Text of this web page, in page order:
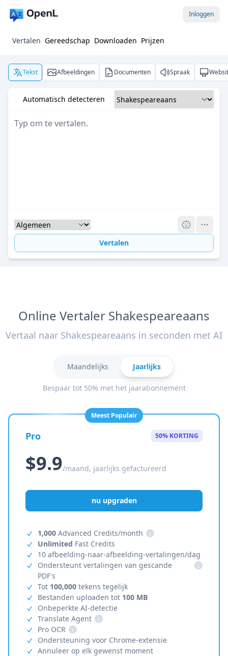
Inloggen
Vertalen Gereedschap Downloaden Prijzen
Tekst Afbeeldingen Documenten Spraak
Automatisch detecteren
Vertalen
Online Vertaler Shakespeareaans
Vertaal naar Shakespeareaans in seconden met AI
Maandelijks Jaarlijks
Bespaar tot 50% met het jaarabonnement
Meest Populair
Pro 50% KORTING
$9.9/maand, jaarlijks gefactureerd
nu upgraden
1,000 Advanced Credits/month
i
Unlimited Fast Credits
10 afbeelding-naar-afbeelding-vertalingen/dag
Ondersteunt vertalingen van gescande
PDF's
i
Tot 100,000 tekens tegelijk
Bestanden uploaden tot 100 MB
Onbeperkte AI-detectie
Translate Agent
i
Pro OCR
i
Ondersteuning voor Chrome-extensie
Annuleer op elk gewenst moment